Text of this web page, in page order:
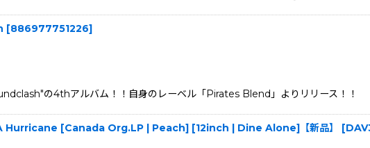
[886977751226]
の4thアルバム！！自身のレーベル「Pirates Blend」よりリリース！！
[Canada Org.LP | Peach] [12inch | Dine Alone]【新品】 [